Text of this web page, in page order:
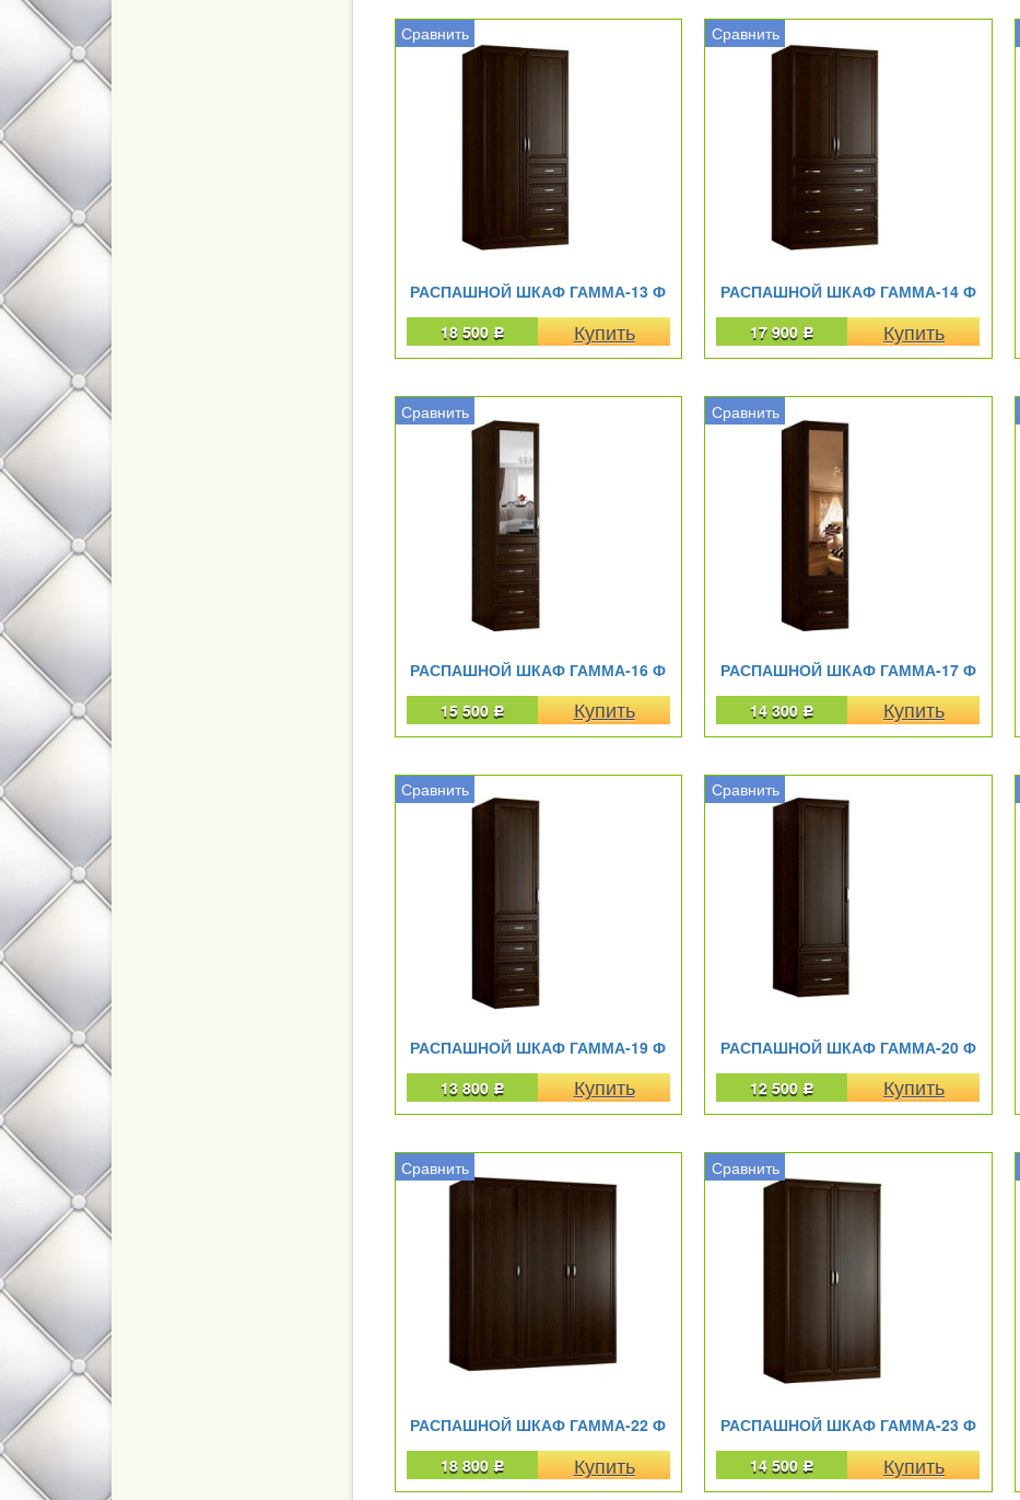
РАСПАШНОЙ ШКАФ ГАММА-13 Ф
18 500 Р
Сравнить
РАСПАШНОЙ ШКАФ ГАММА-14 Ф
17 900 Р
Сравнить
РАСПАШНОЙ ШКАФ ГАММА-16 Ф
15 500 Р
Сравнить
РАСПАШНОЙ ШКАФ ГАММА-17 Ф
14 300 Р
Сравнить
РАСПАШНОЙ ШКАФ ГАММА-19 Ф
13 800 Р
Сравнить
РАСПАШНОЙ ШКАФ ГАММА-20 Ф
12 500 Р
Сравнить
РАСПАШНОЙ ШКАФ ГАММА-22 Ф
18 800 Р
Сравнить
РАСПАШНОЙ ШКАФ ГАММА-23 Ф
14 500 Р
Сравнить